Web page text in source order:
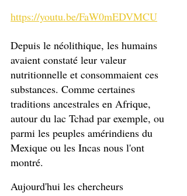
https://youtu.be/FaW0mEDVMCU
Depuis le néolithique, les humains
avaient constaté leur valeur
nutritionnelle et consommaient ces
substances. Comme certaines
traditions ancestrales en Afrique,
autour du lac Tchad par exemple, ou
parmi les peuples amérindiens du
Mexique ou les Incas nous l'ont
montré.
Aujourd'hui les chercheurs